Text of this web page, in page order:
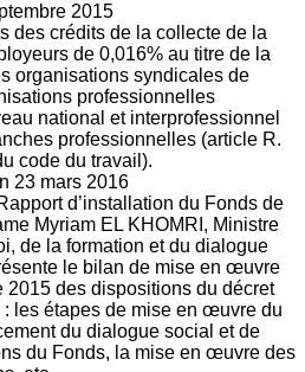
2015
des crédits de la collecte de la
de 0,016% au titre de la
organisations syndicales de
professionnelles
national et interprofessionnel
professionnelles (article R.
code du travail).
23 mars 2016
d’installation du Fonds de
Myriam EL KHOMRI, Ministre
de la formation et du dialogue
le bilan de mise en œuvre
2015 des dispositions du décret
: les étapes de mise en œuvre du
du dialogue social et de
du Fonds, la mise en œuvre des